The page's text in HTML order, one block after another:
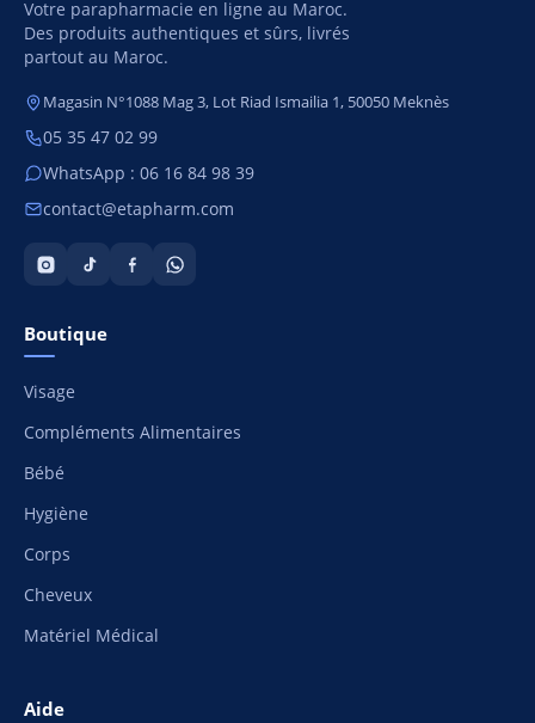
Votre parapharmacie en ligne au Maroc.
Des produits authentiques et sûrs, livrés
partout au Maroc.
Magasin N°1088 Mag 3, Lot Riad Ismailia 1, 50050 Meknès
05 35 47 02 99
WhatsApp : 06 16 84 98 39
contact@etapharm.com
Boutique
Visage
Compléments Alimentaires
Bébé
Hygiène
Corps
Cheveux
Matériel Médical
Aide